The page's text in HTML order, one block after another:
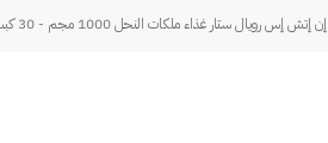
إن إتش إس رويال ستار غذاء ملكات النحل 1000 مجم - 30 كبسولة